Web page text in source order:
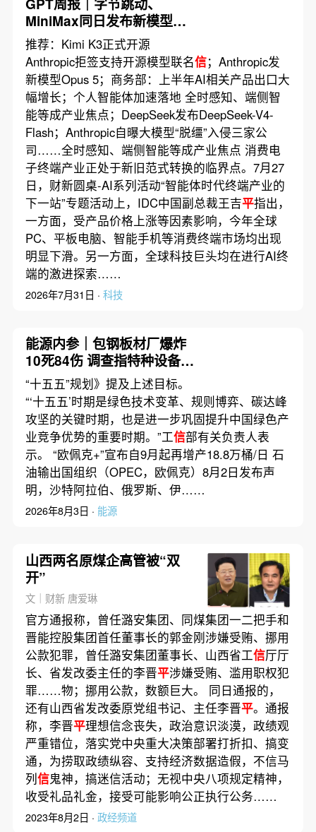
GPT周报｜字节跳动、
MiniMax同日发布新模型；
英伟达、Meta、微软和戴尔
等联名支持开源模型
推荐：Kimi K3正式开源
Anthropic拒签支持开源模型联名信；Anthropic发
新模型Opus 5；商务部：上半年AI相关产品出口大
幅增长；个人智能体加速落地 全时感知、端侧智
能等成产业焦点；DeepSeek发布DeepSeek-V4-
Flash；Anthropic自曝大模型“脱缰”入侵三家公
司……全时感知、端侧智能等成产业焦点 消费电
子终端产业正处于新旧范式转换的临界点。7月27
日，财新圆桌-AI系列活动“智能体时代终端产业的
下一站”专题活动上，IDC中国副总裁王吉平指出，
一方面，受产品价格上涨等因素影响，今年全球
PC、平板电脑、智能手机等消费终端市场均出现
明显下滑。另一方面，全球科技巨头均在进行AI终
端的激进探索……
2026年7月31日 · 科技
能源内参｜包钢板材厂爆炸
10死84伤 调查指特种设备安
全层层失守；国家电网原董
事长辛保安被调查
“十五五”规划》提及上述目标。
“‘十五五’时期是绿色技术变革、规则博弈、碳达峰
攻坚的关键时期，也是进一步巩固提升中国绿色产
业竞争优势的重要时期。”工信部有关负责人表
示。 “欧佩克+”宣布自9月起再增产18.8万桶/日 石
油输出国组织（OPEC，欧佩克）8月2日发布声
明，沙特阿拉伯、俄罗斯、伊……
2026年8月3日 · 能源
山西两名原煤企高管被“双
开”
文｜财新 唐爱琳
官方通报称，曾任潞安集团、同煤集团一二把手和
晋能控股集团首任董事长的郭金刚涉嫌受贿、挪用
公款犯罪，曾任潞安集团董事长、山西省工信厅厅
长、省发改委主任的李晋平涉嫌受贿、滥用职权犯
罪……物；挪用公款，数额巨大。 同日通报的，
还有山西省发改委原党组书记、主任李晋平。通报
称，李晋平理想信念丧失，政治意识淡漠，政绩观
严重错位，落实党中央重大决策部署打折扣、搞变
通，为捞取政绩纵容、支持经济数据造假，不信马
列信鬼神，搞迷信活动；无视中央八项规定精神，
收受礼品礼金，接受可能影响公正执行公务……
2023年8月2日 · 政经频道